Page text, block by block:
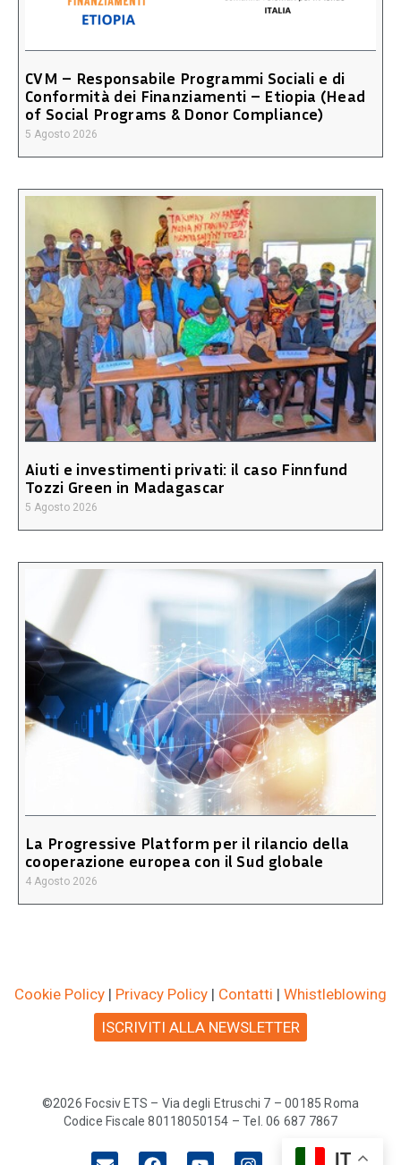
CVM – Responsabile Programmi Sociali e di
Conformità dei Finanziamenti – Etiopia (Head
of Social Programs & Donor Compliance)
5 Agosto 2026
Aiuti e investimenti privati: il caso Finnfund
Tozzi Green in Madagascar
5 Agosto 2026
La Progressive Platform per il rilancio della
cooperazione europea con il Sud globale
4 Agosto 2026
Cookie Policy | Privacy Policy | Contatti | Whistleblowing
ISCRIVITI ALLA NEWSLETTER
©2026 Focsiv ETS – Via degli Etruschi 7 – 00185 Roma
Codice Fiscale 80118050154 – Tel. 06 687 7867
IT